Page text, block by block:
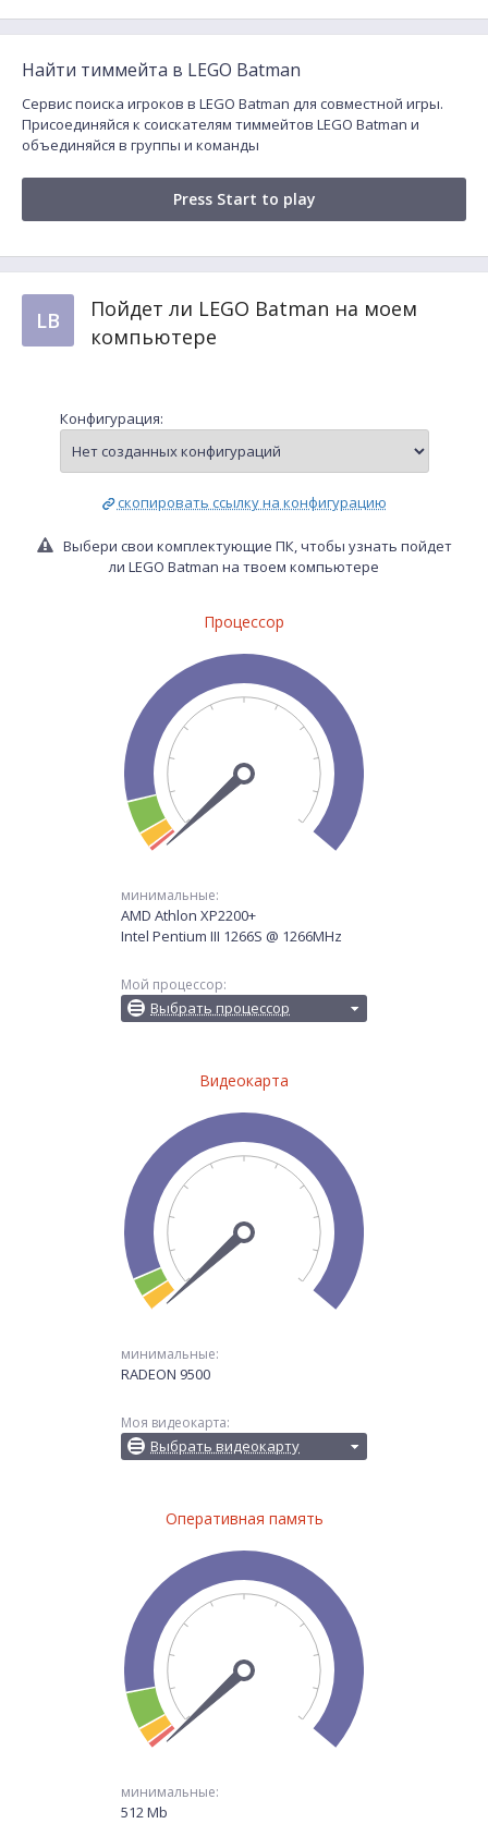
Найти тиммейта в LEGO Batman
Сервис поиска игроков в LEGO Batman для совместной игры.
Присоединяйся к соискателям тиммейтов LEGO Batman и
объединяйся в группы и команды
Press Start to play
LB
Пойдет ли LEGO Batman на моем
компьютере
Конфигурация:
скопировать ссылку на конфигурацию
Выбери свои комплектующие ПК, чтобы узнать пойдет
ли LEGO Batman на твоем компьютере
Процессор
минимальные:
AMD Athlon XP2200+
Intel Pentium III 1266S @ 1266MHz
Мой процессор:
Выбрать процессор
Видеокарта
минимальные:
RADEON 9500
Моя видеокарта:
Выбрать видеокарту
Оперативная память
минимальные:
512 Mb